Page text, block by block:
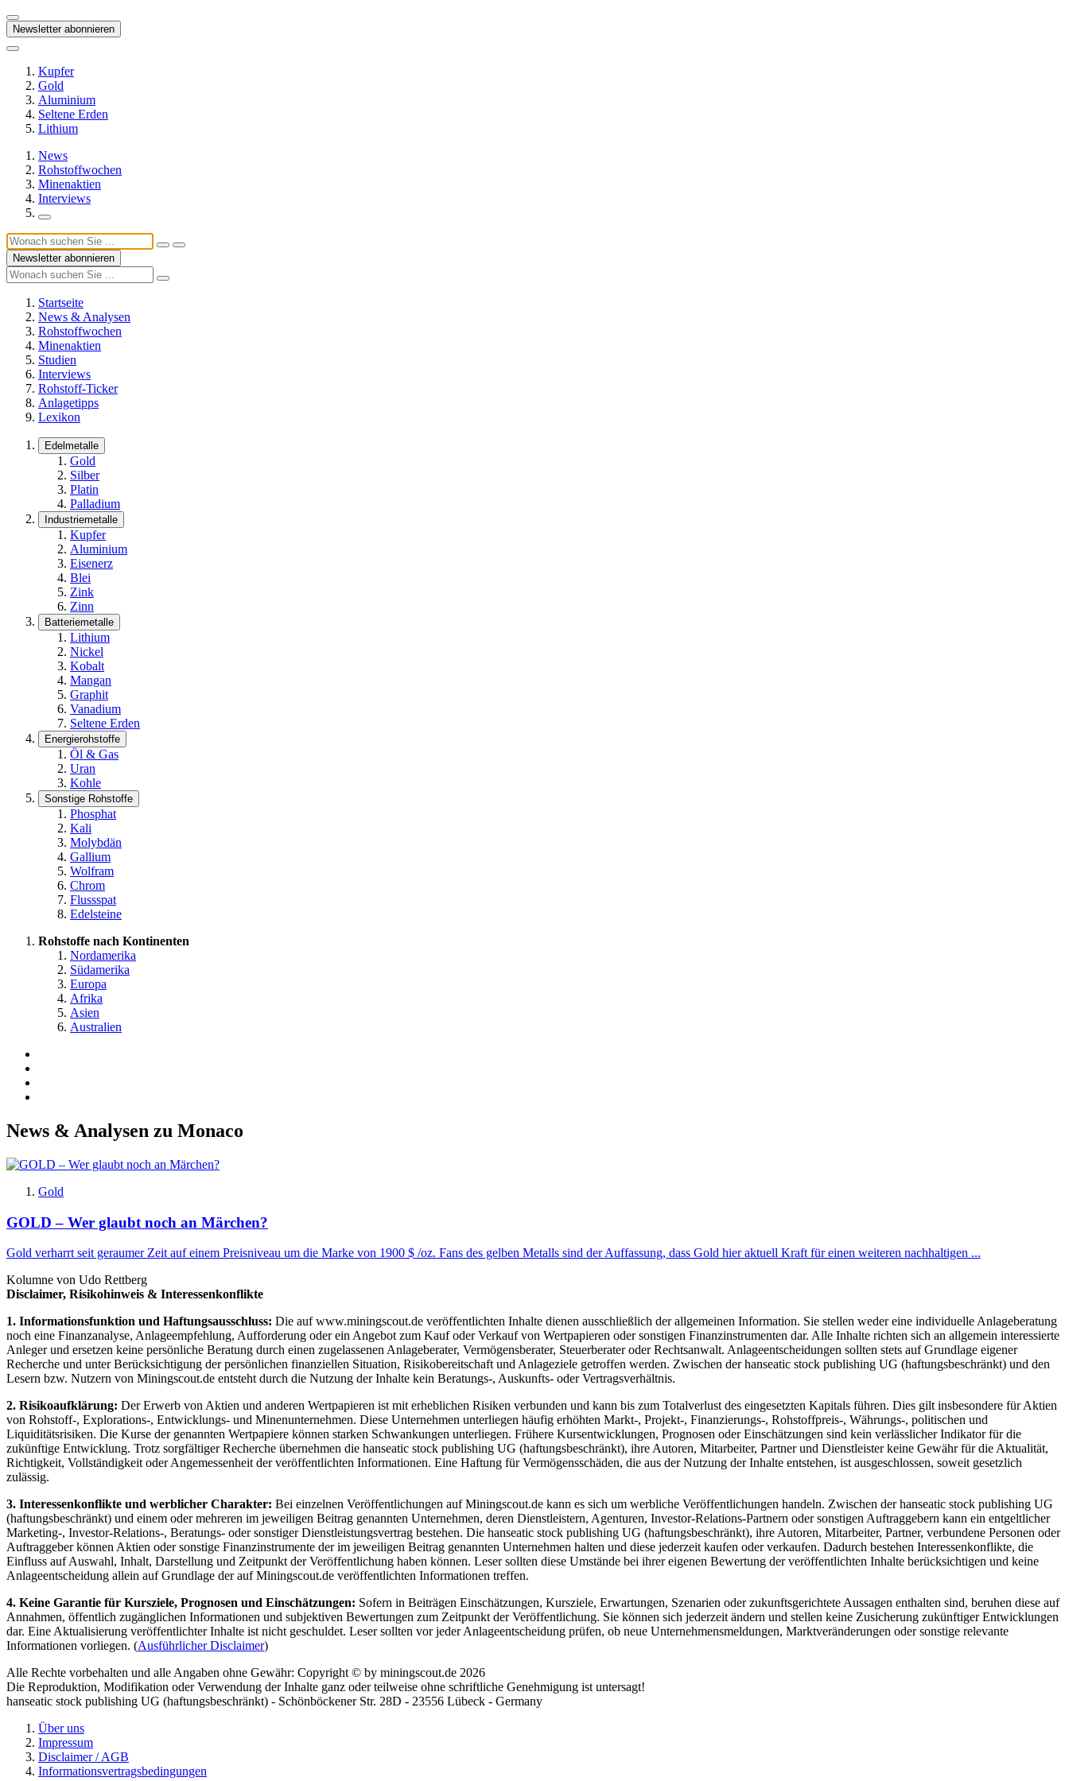
Newsletter abonnieren
Kupfer
Gold
Aluminium
Seltene Erden
Lithium
News
Rohstoffwochen
Minenaktien
Interviews
Newsletter abonnieren
Startseite
News & Analysen
Rohstoffwochen
Minenaktien
Studien
Interviews
Rohstoff-Ticker
Anlagetipps
Lexikon
Edelmetalle
Gold
Silber
Platin
Palladium
Industriemetalle
Kupfer
Aluminium
Eisenerz
Blei
Zink
Zinn
Batteriemetalle
Lithium
Nickel
Kobalt
Mangan
Graphit
Vanadium
Seltene Erden
Energierohstoffe
Öl & Gas
Uran
Kohle
Sonstige Rohstoffe
Phosphat
Kali
Molybdän
Gallium
Wolfram
Chrom
Flussspat
Edelsteine
Rohstoffe nach Kontinenten
Nordamerika
Südamerika
Europa
Afrika
Asien
Australien
News & Analysen zu Monaco
Gold
GOLD – Wer glaubt noch an Märchen?
Gold verharrt seit geraumer Zeit auf einem Preisniveau um die Marke von 1900 $ /oz. Fans des gelben Metalls sind der Auffassung, dass Gold hier aktuell Kraft für einen weiteren nachhaltigen ...
Kolumne von Udo Rettberg
Disclaimer, Risikohinweis & Interessenkonflikte
1. Informationsfunktion und Haftungsausschluss: Die auf www.miningscout.de veröffentlichten Inhalte dienen ausschließlich der allgemeinen Information. Sie stellen weder eine individuelle Anlageberatung
noch eine Finanzanalyse, Anlageempfehlung, Aufforderung oder ein Angebot zum Kauf oder Verkauf von Wertpapieren oder sonstigen Finanzinstrumenten dar. Alle Inhalte richten sich an allgemein interessierte
Anleger und ersetzen keine persönliche Beratung durch einen zugelassenen Anlageberater, Vermögensberater, Steuerberater oder Rechtsanwalt. Anlageentscheidungen sollten stets auf Grundlage eigener
Recherche und unter Berücksichtigung der persönlichen finanziellen Situation, Risikobereitschaft und Anlageziele getroffen werden. Zwischen der hanseatic stock publishing UG (haftungsbeschränkt) und den
Lesern bzw. Nutzern von Miningscout.de entsteht durch die Nutzung der Inhalte kein Beratungs-, Auskunfts- oder Vertragsverhältnis.
2. Risikoaufklärung: Der Erwerb von Aktien und anderen Wertpapieren ist mit erheblichen Risiken verbunden und kann bis zum Totalverlust des eingesetzten Kapitals führen. Dies gilt insbesondere für Aktien
von Rohstoff-, Explorations-, Entwicklungs- und Minenunternehmen. Diese Unternehmen unterliegen häufig erhöhten Markt-, Projekt-, Finanzierungs-, Rohstoffpreis-, Währungs-, politischen und
Liquiditätsrisiken. Die Kurse der genannten Wertpapiere können starken Schwankungen unterliegen. Frühere Kursentwicklungen, Prognosen oder Einschätzungen sind kein verlässlicher Indikator für die
zukünftige Entwicklung. Trotz sorgfältiger Recherche übernehmen die hanseatic stock publishing UG (haftungsbeschränkt), ihre Autoren, Mitarbeiter, Partner und Dienstleister keine Gewähr für die Aktualität,
Richtigkeit, Vollständigkeit oder Angemessenheit der veröffentlichten Informationen. Eine Haftung für Vermögensschäden, die aus der Nutzung der Inhalte entstehen, ist ausgeschlossen, soweit gesetzlich
zulässig.
3. Interessenkonflikte und werblicher Charakter: Bei einzelnen Veröffentlichungen auf Miningscout.de kann es sich um werbliche Veröffentlichungen handeln. Zwischen der hanseatic stock publishing UG
(haftungsbeschränkt) und einem oder mehreren im jeweiligen Beitrag genannten Unternehmen, deren Dienstleistern, Agenturen, Investor-Relations-Partnern oder sonstigen Auftraggebern kann ein entgeltlicher
Marketing-, Investor-Relations-, Beratungs- oder sonstiger Dienstleistungsvertrag bestehen. Die hanseatic stock publishing UG (haftungsbeschränkt), ihre Autoren, Mitarbeiter, Partner, verbundene Personen oder
Auftraggeber können Aktien oder sonstige Finanzinstrumente der im jeweiligen Beitrag genannten Unternehmen halten und diese jederzeit kaufen oder verkaufen. Dadurch bestehen Interessenkonflikte, die
Einfluss auf Auswahl, Inhalt, Darstellung und Zeitpunkt der Veröffentlichung haben können. Leser sollten diese Umstände bei ihrer eigenen Bewertung der veröffentlichten Inhalte berücksichtigen und keine
Anlageentscheidung allein auf Grundlage der auf Miningscout.de veröffentlichten Informationen treffen.
4. Keine Garantie für Kursziele, Prognosen und Einschätzungen: Sofern in Beiträgen Einschätzungen, Kursziele, Erwartungen, Szenarien oder zukunftsgerichtete Aussagen enthalten sind, beruhen diese auf
Annahmen, öffentlich zugänglichen Informationen und subjektiven Bewertungen zum Zeitpunkt der Veröffentlichung. Sie können sich jederzeit ändern und stellen keine Zusicherung zukünftiger Entwicklungen
dar. Eine Aktualisierung veröffentlichter Inhalte ist nicht geschuldet. Leser sollten vor jeder Anlageentscheidung prüfen, ob neue Unternehmensmeldungen, Marktveränderungen oder sonstige relevante
Informationen vorliegen. (Ausführlicher Disclaimer)
Alle Rechte vorbehalten und alle Angaben ohne Gewähr: Copyright © by miningscout.de 2026
Die Reproduktion, Modifikation oder Verwendung der Inhalte ganz oder teilweise ohne schriftliche Genehmigung ist untersagt!
hanseatic stock publishing UG (haftungsbeschränkt) - Schönböckener Str. 28D - 23556 Lübeck - Germany
Über uns
Impressum
Disclaimer / AGB
Informationsvertragsbedingungen